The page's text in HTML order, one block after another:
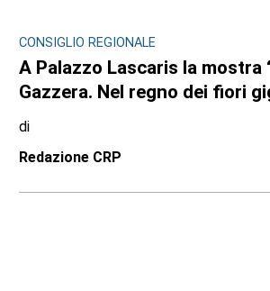
CONSIGLIO REGIONALE
A Palazzo Lascaris la mostra
Gazzera. Nel regno dei fiori
di
Redazione CRP